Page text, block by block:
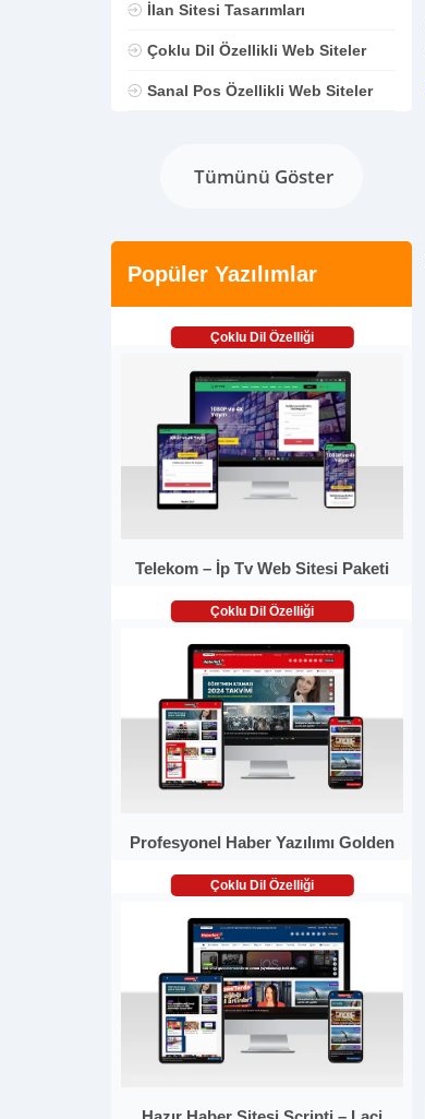
İlan Sitesi Tasarımları
Çoklu Dil Özellikli Web Siteler
Sanal Pos Özellikli Web Siteler
Tümünü Göster
Popüler Yazılımlar
Çoklu Dil Özelliği
Telekom – İp Tv Web Sitesi Paketi
Çoklu Dil Özelliği
Profesyonel Haber Yazılımı Golden
Çoklu Dil Özelliği